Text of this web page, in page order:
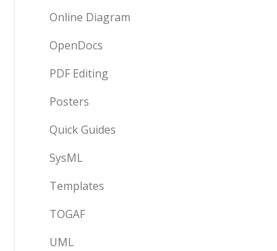
Online Diagram
OpenDocs
PDF Editing
Posters
Quick Guides
SysML
Templates
TOGAF
UML